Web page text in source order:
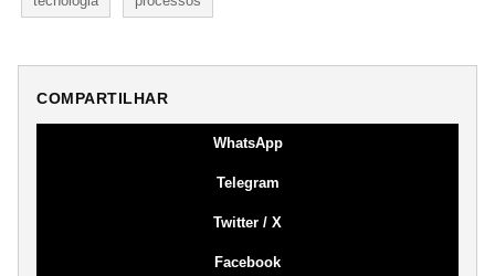
COMPARTILHAR
WhatsApp
Telegram
Twitter / X
Facebook